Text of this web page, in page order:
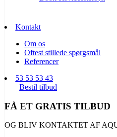
Kontakt
Om os
Oftest stillede spørgsmål
Referencer
53 53 53 43
Bestil tilbud
FÅ ET GRATIS TILBUD
OG BLIV KONTAKTET AF